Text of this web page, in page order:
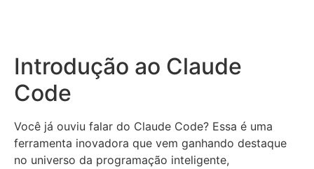
Introdução ao Claude
Code
Você já ouviu falar do Claude Code? Essa é uma
ferramenta inovadora que vem ganhando destaque
no universo da programação inteligente,